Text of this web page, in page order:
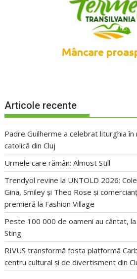
Articole recente
Padre Guilherme a celebrat liturghia
catolică din Cluj
Urmele care rămân: Almost Still
Trendyol revine la UNTOLD 2026:
Gina, Smiley și Theo Rose și
premieră la Fashion Village
Peste 100 000 de oameni au cântat,
Sting
RIVUS transformă fosta platformă
centru cultural și de divertisment din